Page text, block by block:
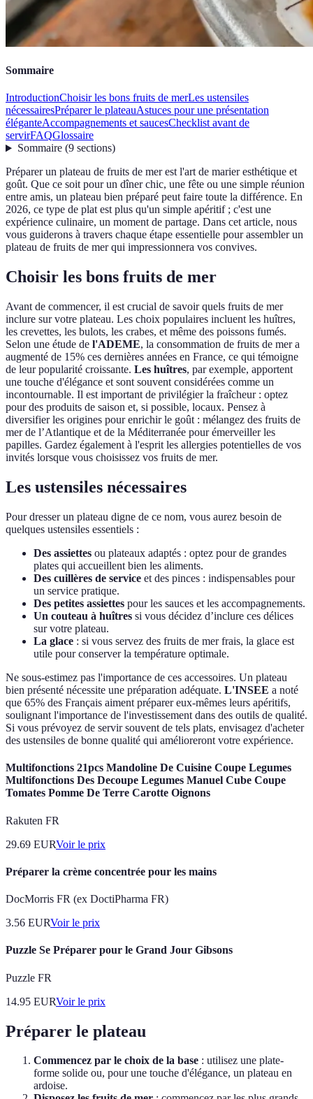
Sommaire
IntroductionChoisir les bons fruits de merLes ustensiles
nécessairesPréparer le plateauAstuces pour une présentation
éléganteAccompagnements et saucesChecklist avant de
servirFAQGlossaire
Sommaire(9 sections)
Préparer un plateau de fruits de mer est l'art de marier esthétique et
goût. Que ce soit pour un dîner chic, une fête ou une simple réunion
entre amis, un plateau bien préparé peut faire toute la différence. En
2026, ce type de plat est plus qu'un simple apéritif ; c'est une
expérience culinaire, un moment de partage. Dans cet article, nous
vous guiderons à travers chaque étape essentielle pour assembler un
plateau de fruits de mer qui impressionnera vos convives.
Choisir les bons fruits de mer
Avant de commencer, il est crucial de savoir quels fruits de mer
inclure sur votre plateau. Les choix populaires incluent les huîtres,
les crevettes, les bulots, les crabes, et même des poissons fumés.
Selon une étude de l'ADEME, la consommation de fruits de mer a
augmenté de 15% ces dernières années en France, ce qui témoigne
de leur popularité croissante. Les huîtres, par exemple, apportent
une touche d'élégance et sont souvent considérées comme un
incontournable. Il est important de privilégier la fraîcheur : optez
pour des produits de saison et, si possible, locaux. Pensez à
diversifier les origines pour enrichir le goût : mélangez des fruits de
mer de l’Atlantique et de la Méditerranée pour émerveiller les
papilles. Gardez également à l'esprit les allergies potentielles de vos
invités lorsque vous choisissez vos fruits de mer.
Les ustensiles nécessaires
Pour dresser un plateau digne de ce nom, vous aurez besoin de
quelques ustensiles essentiels :
Des assiettes ou plateaux adaptés : optez pour de grandes
plates qui accueillent bien les aliments.
Des cuillères de service et des pinces : indispensables pour
un service pratique.
Des petites assiettes pour les sauces et les accompagnements.
Un couteau à huîtres si vous décidez d’inclure ces délices
sur votre plateau.
La glace : si vous servez des fruits de mer frais, la glace est
utile pour conserver la température optimale.
Ne sous-estimez pas l'importance de ces accessoires. Un plateau
bien présenté nécessite une préparation adéquate. L'INSEE a noté
que 65% des Français aiment préparer eux-mêmes leurs apéritifs,
soulignant l'importance de l'investissement dans des outils de qualité.
Si vous prévoyez de servir souvent de tels plats, envisagez d'acheter
des ustensiles de bonne qualité qui amélioreront votre expérience.
Multifonctions 21pcs Mandoline De Cuisine Coupe Legumes
Multifonctions Des Decoupe Legumes Manuel Cube Coupe
Tomates Pomme De Terre Carotte Oignons
Rakuten FR
29.69 EURVoir le prix
Préparer la crème concentrée pour les mains
DocMorris FR (ex DoctiPharma FR)
3.56 EURVoir le prix
Puzzle Se Préparer pour le Grand Jour Gibsons
Puzzle FR
14.95 EURVoir le prix
Préparer le plateau
Commencez par le choix de la base : utilisez une plate-
forme solide ou, pour une touche d'élégance, un plateau en
ardoise.